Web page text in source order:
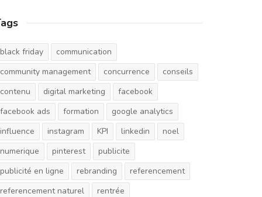
black friday
communication
community management
concurrence
conseils
contenu
digital marketing
facebook
facebook ads
formation
google analytics
influence
instagram KPI linkedin
noel
numerique
pinterest
publicite
publicité en ligne
rebranding
referencement
referencement naturel
rentrée